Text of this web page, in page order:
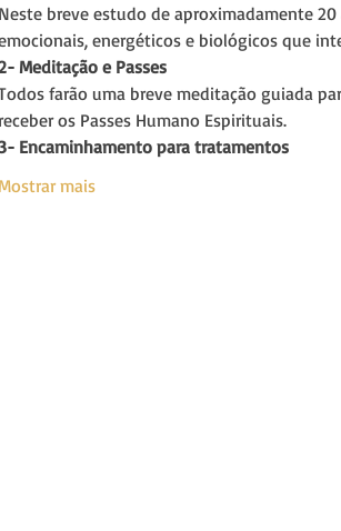
Neste breve estudo de aproximadamente
energéticos e biológicos que
Meditação e Passes
farão uma breve meditação guiada
os Passes Humano Espirituais.
Encaminhamento para tratamentos
Mostrar mais